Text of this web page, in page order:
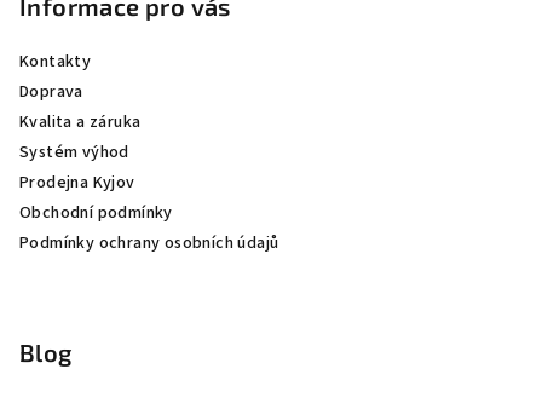
Informace pro vás
Kontakty
Doprava
Kvalita a záruka
Systém výhod
Prodejna Kyjov
Obchodní podmínky
Podmínky ochrany osobních údajů
Blog